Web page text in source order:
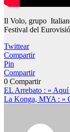
Il Volo, grupo
Festival del
Twittear
Compartir
Pin
Compartir
0 Compartir
Navegación
de
EL Arrebato : » Aquí
La Konga, MYA : »